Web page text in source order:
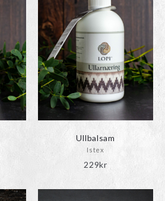
Ullbalsam
Istex
229kr